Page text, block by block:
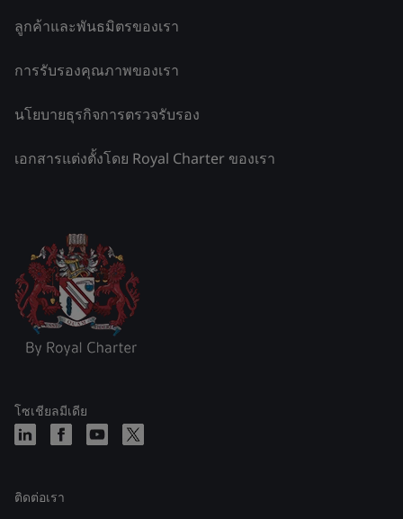
ลูกค้าและพันธมิตรของเรา
การรับรองคุณภาพของเรา
นโยบายธุรกิจการตรวจรับรอง
เอกสารแต่งตั้งโดย Royal Charter ของเรา
โซเชียลมีเดีย
ติดต่อเรา